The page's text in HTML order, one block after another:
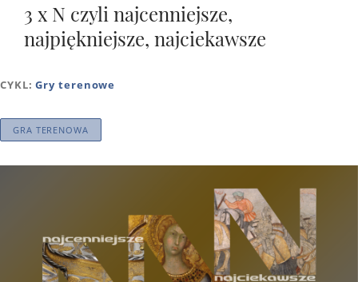
3 x N czyli najcenniejsze,
najpiękniejsze, najciekawsze
CYKL:Gry terenowe
GRA TERENOWA